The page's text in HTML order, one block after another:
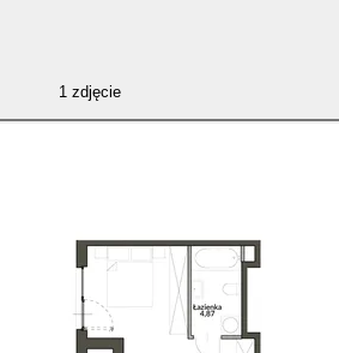
1 zdjęcie